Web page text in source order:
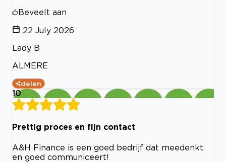
Beveelt aan
22 July 2026
Lady B
ALMERE
delen
10
Prettig proces en fijn contact
A&H Finance is een goed bedrijf dat meedenkt
en goed communiceert!